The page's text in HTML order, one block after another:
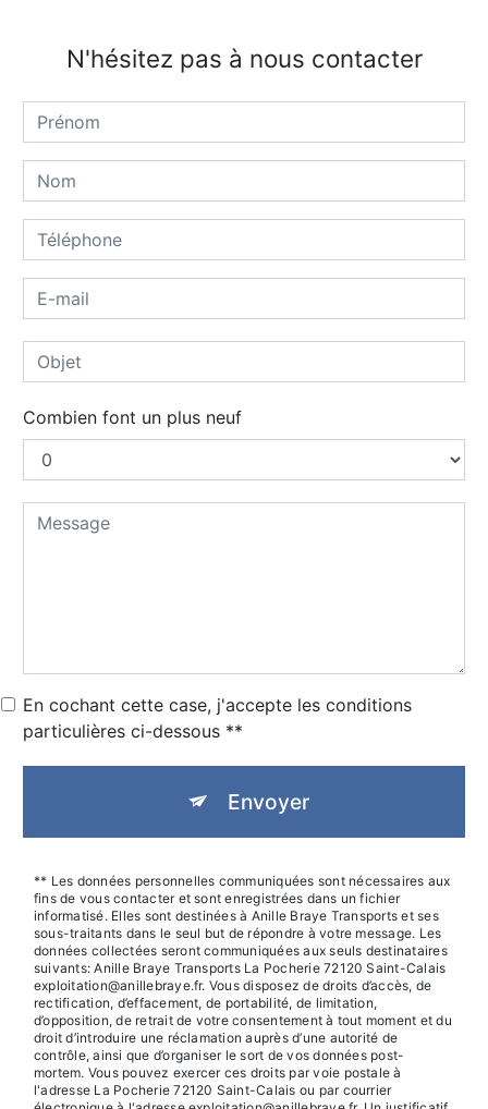
N'hésitez pas à nous contacter
Combien font un plus neuf
En cochant cette case, j'accepte les conditions
particulières ci-dessous **
Envoyer
** Les données personnelles communiquées sont nécessaires aux
fins de vous contacter et sont enregistrées dans un fichier
informatisé. Elles sont destinées à Anille Braye Transports et ses
sous-traitants dans le seul but de répondre à votre message. Les
données collectées seront communiquées aux seuls destinataires
suivants: Anille Braye Transports La Pocherie 72120 Saint-Calais
exploitation@anillebraye.fr. Vous disposez de droits d’accès, de
rectification, d’effacement, de portabilité, de limitation,
d’opposition, de retrait de votre consentement à tout moment et du
droit d’introduire une réclamation auprès d’une autorité de
contrôle, ainsi que d’organiser le sort de vos données post-
mortem. Vous pouvez exercer ces droits par voie postale à
l'adresse La Pocherie 72120 Saint-Calais ou par courrier